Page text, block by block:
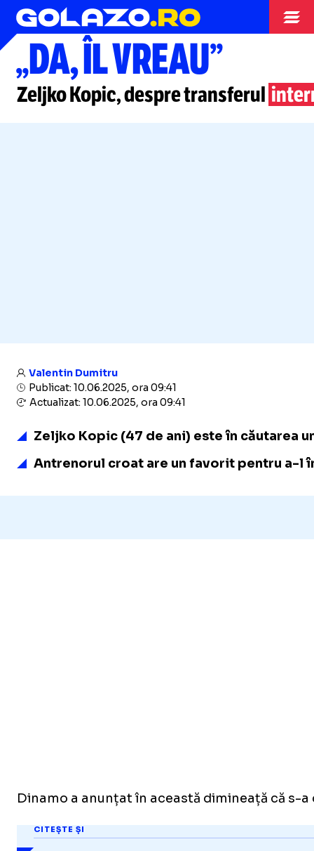
Superliga
„DA, ÎL VREAU”
Zeljko Kopic, despre transferul
Valentin Dumitru
Publicat: 10.06.2025, ora 09:41
Actualizat: 10.06.2025, ora 09:41
Zeljko Kopic (47 de ani) este în căutarea
Antrenorul croat are un favorit pentru a-l
Dinamo a anunțat în această dimineață că s-
CITEȘTE ȘI